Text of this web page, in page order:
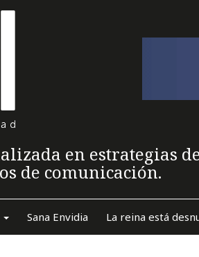
en estrategias
de comunicación.
Sana Envidia La reina está